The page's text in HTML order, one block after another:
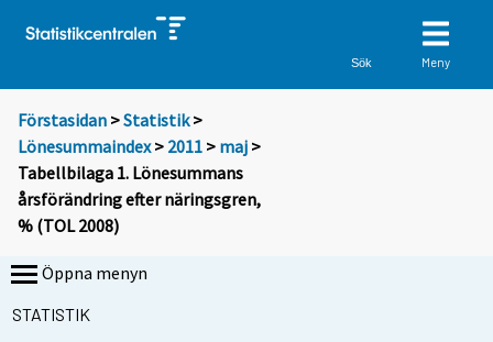
Sök Meny
Förstasidan >Statistik >
Lönesummaindex> 2011 > maj >
Tabellbilaga 1. Lönesummans
årsförändring efter näringsgren,
% (TOL 2008)
Öppna menyn
STATISTIK